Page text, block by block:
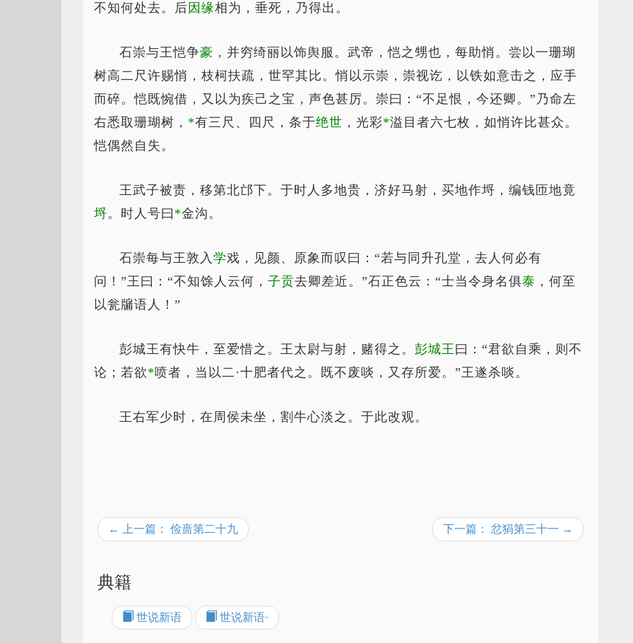
不知何处去。后 因缘相为，垂死，乃得出。
石崇与王恺争豪 ，并穷绮丽以饰舆服。武帝，恺之甥也，每助悄。尝以一珊瑚
树高二尺许赐悄，枝柯扶疏，世罕其比。悄以示崇，崇视讫，以铁如意击之，应手
而碎。恺既惋借，又以为疾己之宝，声色甚厉。崇曰：“不足恨，今还卿。”乃命左
右悉取珊瑚树， *有三尺、四尺，条于绝世 ，光彩*溢 目者六七枚，如悄许比甚众。
恺偶然自失。
王武子被责，移第北邙下。于时人多地贵，济好马射，买地作埒，编钱匝地竟
埒。时人号曰 *金沟。
石崇每与王敦入 学戏，见颜、原象而叹曰：“若与同升孔堂，去人何必有
问！”王曰：“不知馀人云何， 子贡去卿差近。”石正色云：“士当令身名俱泰 ，何至
以瓮牖语人！”
彭城王有快牛，至爱惜之。王太尉与射，赌得之。 彭城王 曰：“君欲自乘，则不
论；若欲*喷者，当以二·十肥者代之。既不废啖，又存所爱。”王遂杀啖。
王右军少时，在周侯未坐，割牛心淡之。于此改观。
← 上一篇： 俭啬第二十九 下一篇： 忿狷第三十一 →
典籍
世说新语 世说新语·